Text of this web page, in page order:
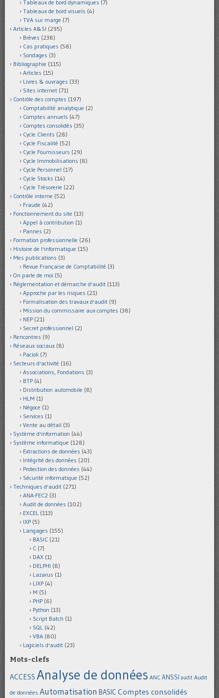
Tableaux de bord dynamiques (7)
Tableaux de bord visuels (4)
TVA sur marge (7)
Articles A&SI (295)
Brèves (238)
Cas pratiques (58)
Sondages (3)
Bibliographie (115)
Articles (15)
Livres & ouvrages (33)
Sites internet (71)
Contrôle des comptes (197)
Comptabilité analytique (2)
Comptes annuels (47)
Comptes consolidés (35)
Cycle Clients (28)
Cycle Fiscalité (52)
Cycle Fournisseurs (29)
Cycle Immobilisations (8)
Cycle Personnel (17)
Cycle Stocks (14)
Cycle Trésorerie (22)
Contrôle interne (52)
Fraude (42)
Fonctionnement du site (13)
Appel à contribution (1)
Pannes (2)
Formation professionnelle (26)
Histoire de l'informatique (15)
Mes publications (3)
Revue Française de Comptabilité (3)
On parle de moi (5)
Réglementation et démarche d'audit (113)
Approche par les risques (21)
Formalisation des travaux d'audit (9)
Mission du commissaire aux comptes (38)
NEP (21)
Secret professionnel (2)
Rencontres (9)
Réseaux sociaux (8)
Pacioli (7)
Secteurs d'activité (16)
Associations, Fondations (3)
BTP (4)
Distribution automobile (8)
HLM (1)
Négoce (1)
Services (1)
Vente au détail (3)
Système d'information (44)
Système informatique (128)
Extractions de données (43)
Intégrité des données (20)
Protection des données (44)
Sécurité informatique (52)
Techniques d'audit (271)
ANA-FEC2 (3)
Audit de données (102)
EXCEL (113)
IXP (5)
Langages (155)
BASIC (21)
C (7)
DAX (1)
DELPHI (8)
Lazarus (1)
LIXP (4)
M (5)
PHP (6)
Python (13)
Script Batch (1)
SQL (42)
VBA (80)
Logiciels d'audit (23)
Mots-clefs
ACCESS Analyse de données ANC ANSSI audit Audit
de données Automatisation BASIC Comptes consolidés